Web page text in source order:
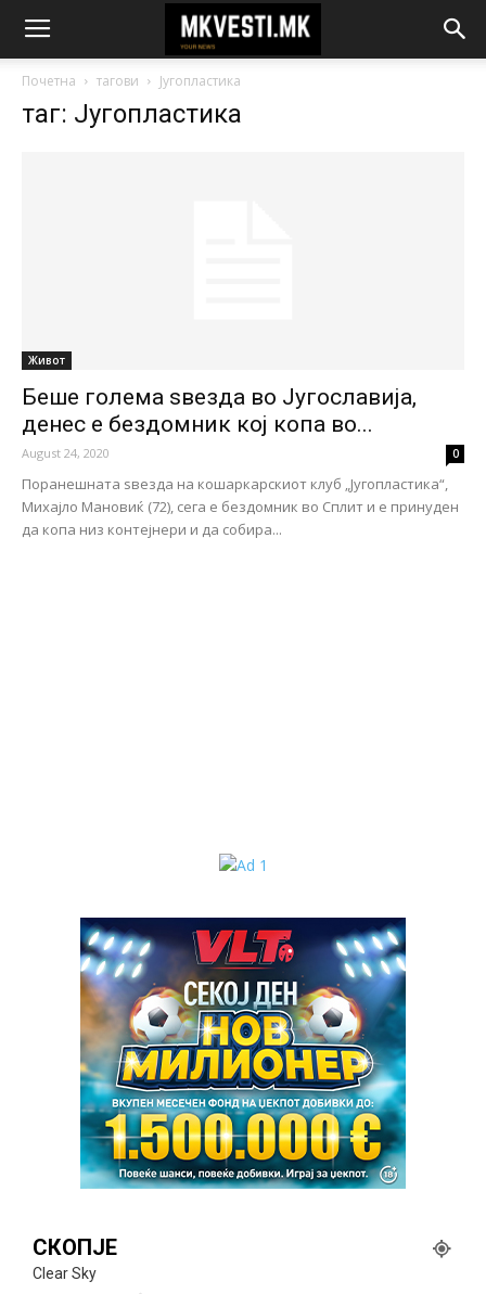
Почетна тагови Југопластика
таг: Југопластика
Живот
Беше голема ѕвезда во Југославија,
денес е бездомник кој копа во...
August 24, 2020 0
Поранешната ѕвезда на кошаркарскиот клуб „Југопластика“,
Михајло Мановиќ (72), сега е бездомник во Сплит и е принуден
да копа низ контејнери и да собира...
СКОПЈЕ
Clear Sky